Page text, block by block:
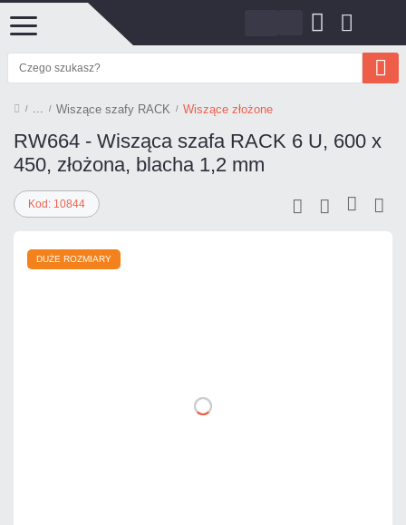
Wiszące szafy RACK Wiszące złożone
RW664 - Wisząca szafa RACK 6 U, 600 x
450, złożona, blacha 1,2 mm
Kod: 10844
DUŻE ROZMIARY